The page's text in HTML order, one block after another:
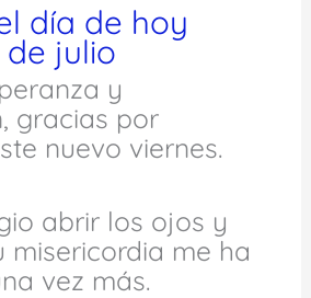
día de hoy
de julio
y
gracias por
nuevo viernes.
abrir los ojos y
misericordia me ha
vez más.